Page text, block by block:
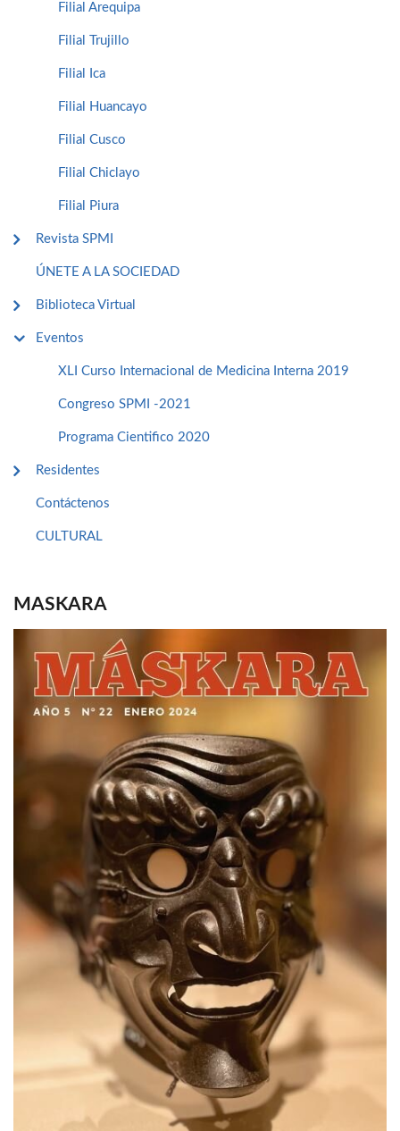
Filial Arequipa
Filial Trujillo
Filial Ica
Filial Huancayo
Filial Cusco
Filial Chiclayo
Filial Piura
Revista SPMI
ÚNETE A LA SOCIEDAD
Biblioteca Virtual
Eventos
XLI Curso Internacional de Medicina Interna 2019
Congreso SPMI -2021
Programa Cientifico 2020
Residentes
Contáctenos
CULTURAL
MASKARA